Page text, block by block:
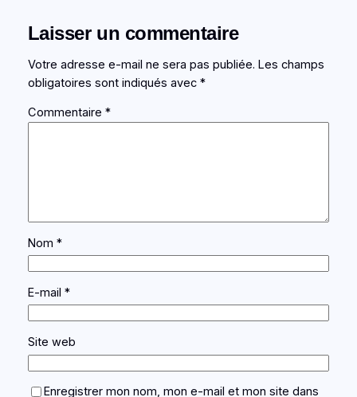
Laisser un commentaire
Votre adresse e-mail ne sera pas publiée. Les champs
obligatoires sont indiqués avec *
Commentaire *
Nom *
E-mail *
Site web
Enregistrer mon nom, mon e-mail et mon site dans